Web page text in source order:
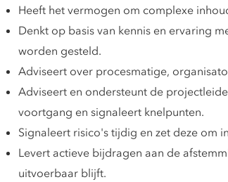
Heeft het vermogen om complexe
Denkt op basis van kennis en ervaring
worden gesteld.
Adviseert over procesmatige,
Adviseert en ondersteunt de
voortgang en signaleert knelpunten.
Signaleert risico's tijdig en zet deze om
Levert actieve bijdragen aan de
uitvoerbaar blijft.